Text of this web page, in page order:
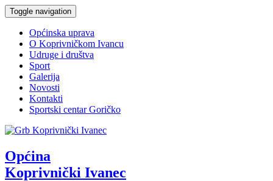
Toggle navigation
Općinska uprava
O Koprivničkom Ivancu
Udruge i društva
Sport
Galerija
Novosti
Kontakti
Sportski centar Goričko
Općina
Koprivnički Ivanec